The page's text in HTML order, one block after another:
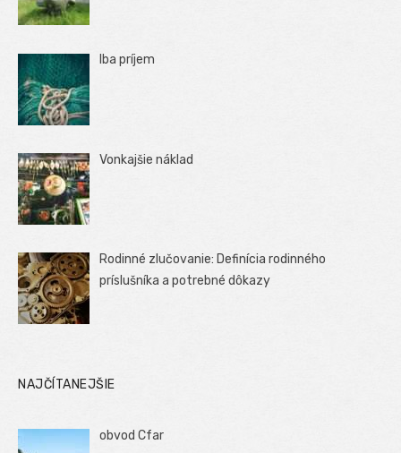
Iba príjem
Vonkajšie náklad
Rodinné zlučovanie: Definícia rodinného
príslušníka a potrebné dôkazy
NAJČÍTANEJŠIE
obvod Cfar